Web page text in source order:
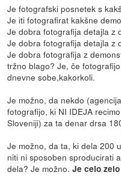
Je fotografski posnetek s
Je iti fotografirat kakšne
Je dobra fotografija detajla z
Je dobra fotografija detajla z
Je dobra fotografija z
tržno blago? Je, če
dnevne sobe,kakorkoli.
Je možno, da nekdo
fotografijo, ki NI IDEJA
Sloveniji) za ta denar drsa
Je možno, da ta, ki dela 200
niti ni sposoben sproducirati
dela? Je možno.Je celo